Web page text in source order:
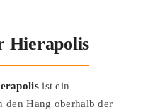
Hierapolis
ist ein
den Hang oberhalb der